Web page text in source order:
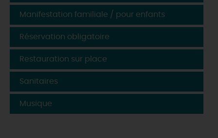
TOUT L'AGENDA
Manifestation familiale / pour enfants
Réservation obligatoire
Restauration sur place
Sanitaires
Musique